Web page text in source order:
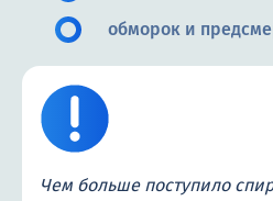
обморок и
Чем больше поступило